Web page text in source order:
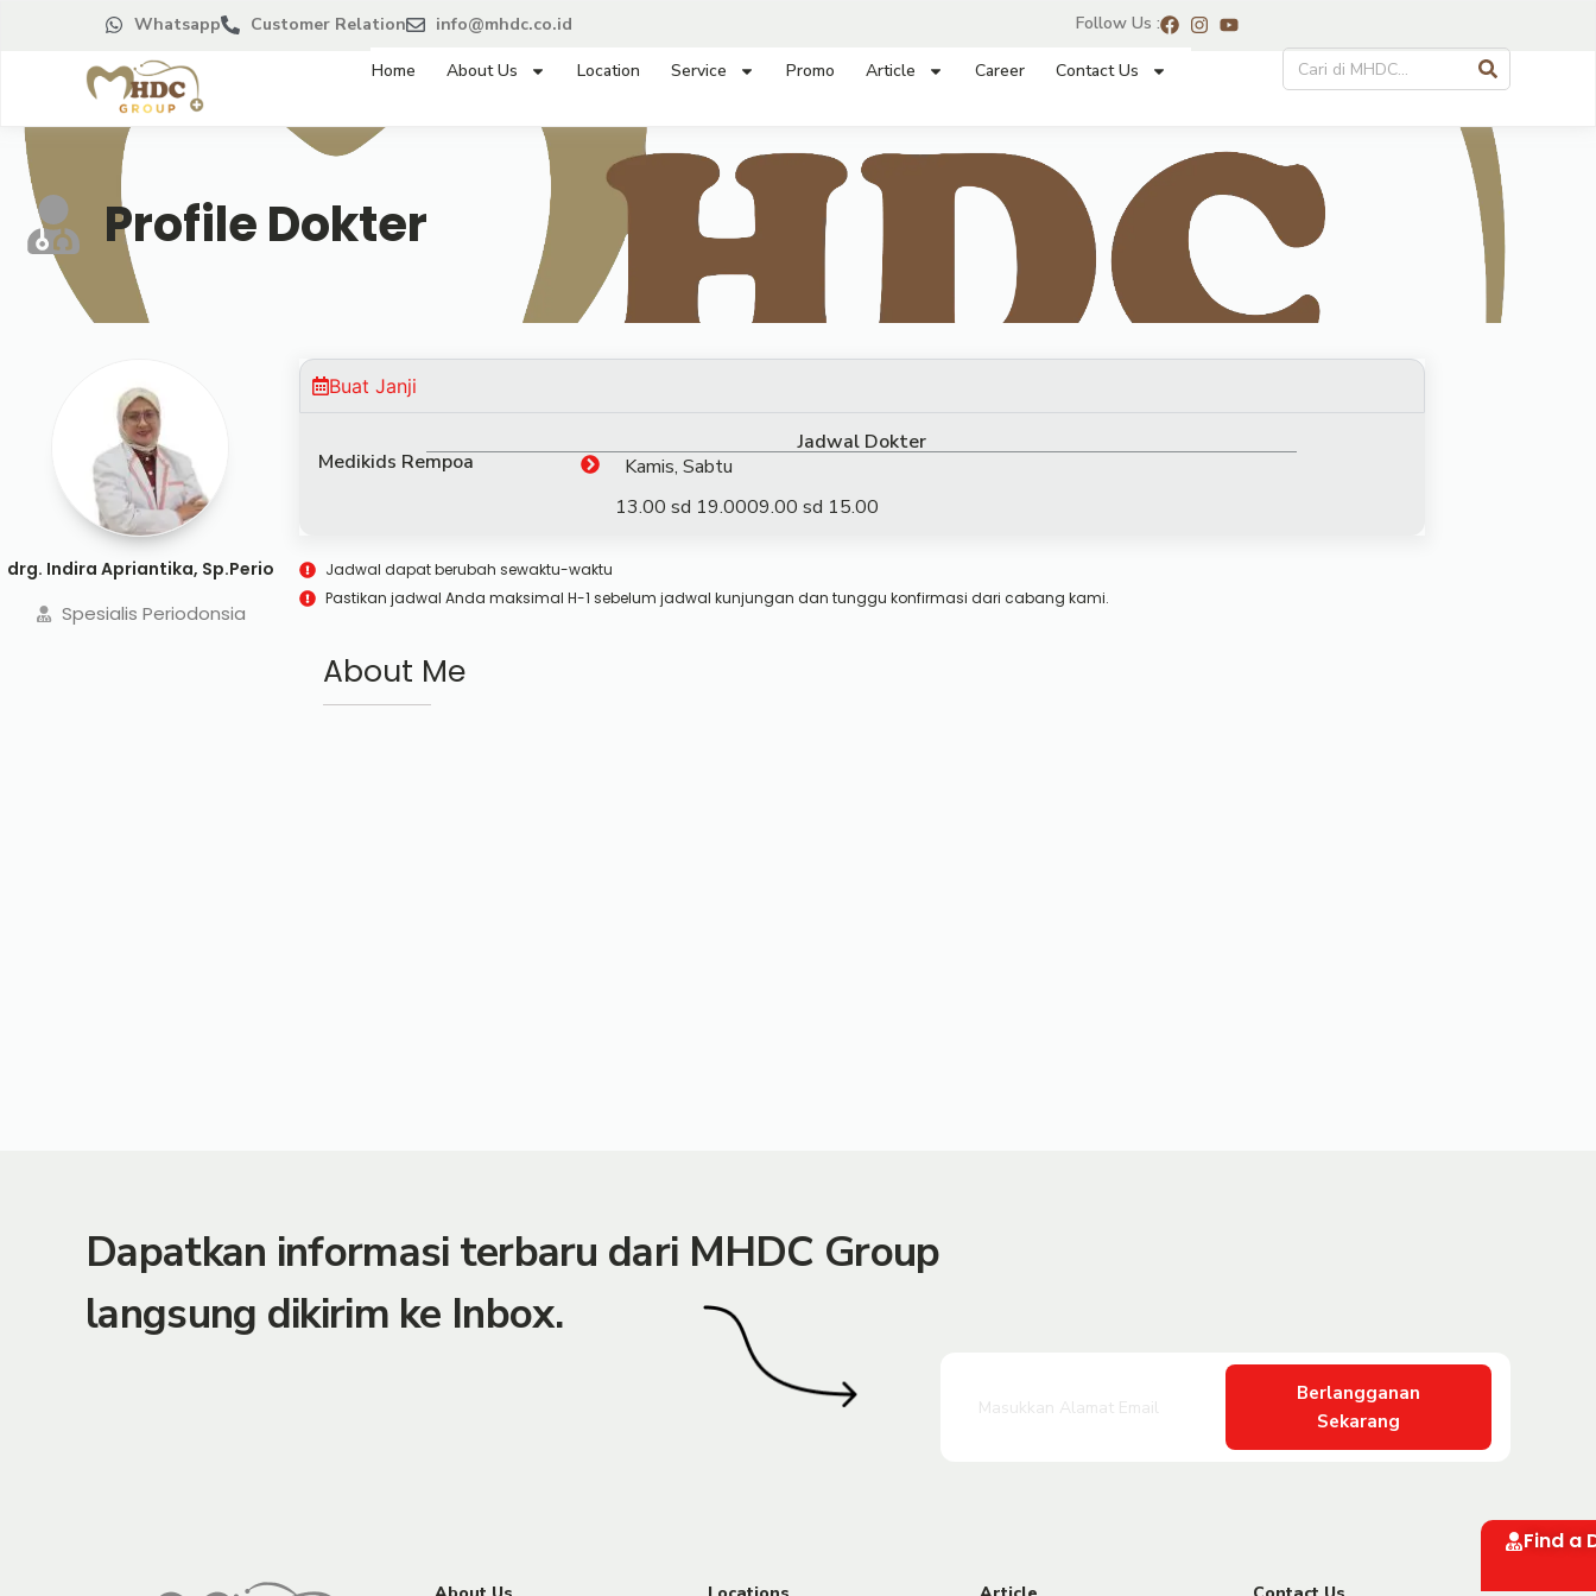
Whatsapp Customer Relation info@mhdc.co.id Follow Us :
Home About Us Location Service Promo Article Career Contact Us
Profile Dokter
drg. Indira Apriantika, Sp.Perio
Spesialis Periodonsia
Buat Janji
Jadwal Dokter
Medikids Rempoa
Kamis, Sabtu
13.00 sd 19.0009.00 sd 15.00
Jadwal dapat berubah sewaktu-waktu
Pastikan jadwal Anda maksimal H-1 sebelum jadwal kunjungan dan tunggu konfirmasi dari cabang kami.
About Me
Dapatkan informasi terbaru dari MHDC Group
langsung dikirim ke Inbox.
Berlangganan
Sekarang
Find a